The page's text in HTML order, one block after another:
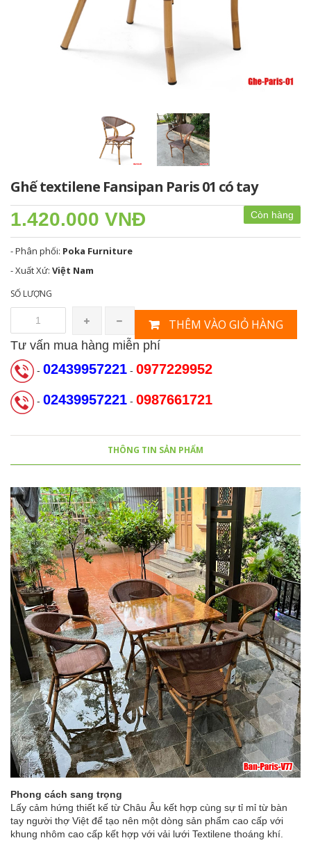
Ghế textilene Fansipan Paris 01 có tay
Còn hàng
1.420.000 VNĐ
- Phân phối: Poka Furniture
- Xuất Xứ: Việt Nam
SỐ LƯỢNG
THÊM VÀO GIỎ HÀNG
Tư vấn mua hàng miễn phí
- 02439957221 - 0977229952
- 02439957221 - 0987661721
THÔNG TIN SẢN PHẨM
Phong cách sang trọng
Lấy cảm hứng thiết kế từ Châu Âu kết hợp cùng sự tỉ mỉ từ bàn
tay người thợ Việt để tạo nên một dòng sản phẩm cao cấp với
khung nhôm cao cấp kết hợp với vải lưới Textilene thoáng khí.